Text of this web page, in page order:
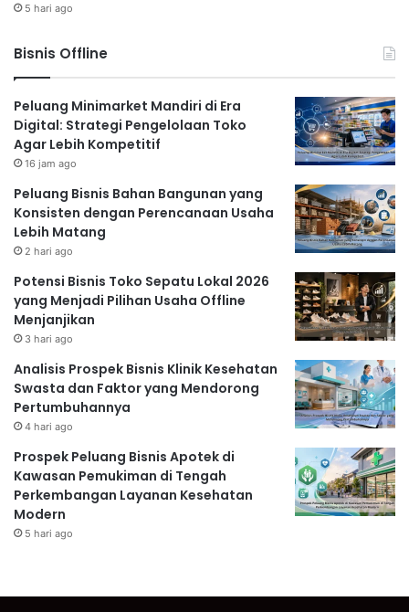
5 hari ago
Bisnis Offline
Peluang Minimarket Mandiri di Era
Digital: Strategi Pengelolaan Toko
Agar Lebih Kompetitif
16 jam ago
Peluang Bisnis Bahan Bangunan yang
Konsisten dengan Perencanaan Usaha
Lebih Matang
2 hari ago
Potensi Bisnis Toko Sepatu Lokal 2026
yang Menjadi Pilihan Usaha Offline
Menjanjikan
3 hari ago
Analisis Prospek Bisnis Klinik Kesehatan
Swasta dan Faktor yang Mendorong
Pertumbuhannya
4 hari ago
Prospek Peluang Bisnis Apotek di
Kawasan Pemukiman di Tengah
Perkembangan Layanan Kesehatan
Modern
5 hari ago